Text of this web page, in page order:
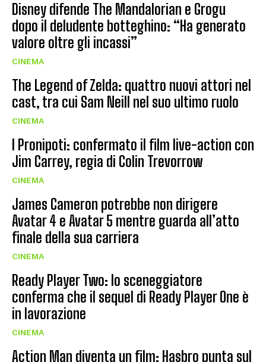
Disney difende The Mandalorian e Grogu
dopo il deludente botteghino: “Ha generato
valore oltre gli incassi”
CINEMA
The Legend of Zelda: quattro nuovi attori nel
cast, tra cui Sam Neill nel suo ultimo ruolo
CINEMA
I Pronipoti: confermato il film live-action con
Jim Carrey, regia di Colin Trevorrow
CINEMA
James Cameron potrebbe non dirigere
Avatar 4 e Avatar 5 mentre guarda all’atto
finale della sua carriera
CINEMA
Ready Player Two: lo sceneggiatore
conferma che il sequel di Ready Player One è
in lavorazione
CINEMA
Action Man diventa un film: Hasbro punta sul